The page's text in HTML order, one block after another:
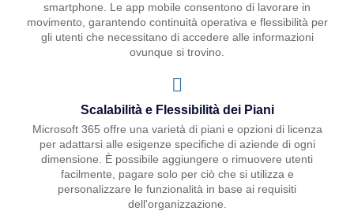
smartphone. Le app mobile consentono di lavorare in
movimento, garantendo continuità operativa e flessibilità per
gli utenti che necessitano di accedere alle informazioni
ovunque si trovino.
Scalabilità e Flessibilità dei Piani
Microsoft 365 offre una varietà di piani e opzioni di licenza
per adattarsi alle esigenze specifiche di aziende di ogni
dimensione. È possibile aggiungere o rimuovere utenti
facilmente, pagare solo per ciò che si utilizza e
personalizzare le funzionalità in base ai requisiti
dell'organizzazione.